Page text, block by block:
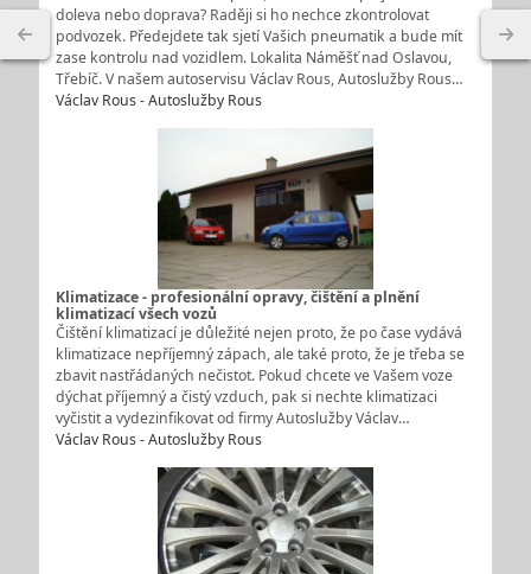
doleva nebo doprava? Raději si ho nechce zkontrolovat
podvozek. Předejdete tak sjetí Vašich pneumatik a bude mít
zase kontrolu nad vozidlem. Lokalita Náměšť nad Oslavou,
Třebíč. V našem autoservisu Václav Rous, Autoslužby Rous…
Václav Rous - Autoslužby Rous
Klimatizace - profesionální opravy, čištění a plnění
klimatizací všech vozů
Čištění klimatizací je důležité nejen proto, že po čase vydává
klimatizace nepříjemný zápach, ale také proto, že je třeba se
zbavit nastřádaných nečistot. Pokud chcete ve Vašem voze
dýchat příjemný a čistý vzduch, pak si nechte klimatizaci
vyčistit a vydezinfikovat od firmy Autoslužby Václav…
Václav Rous - Autoslužby Rous